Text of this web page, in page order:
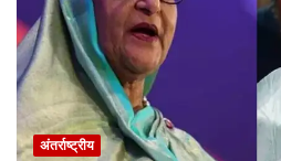
अंतर्राष्ट्रीय